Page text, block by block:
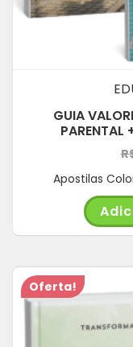
GUIA
PARENTAL
Apostilas
Oferta!